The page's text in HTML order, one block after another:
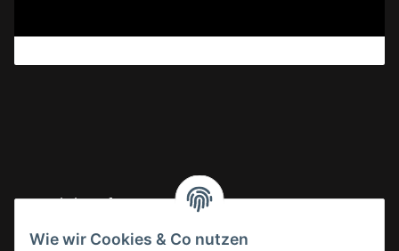
Gesetzliche Informationen
Wie wir Cookies & Co nutzen